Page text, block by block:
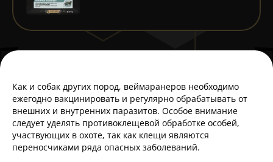
Как и собак других пород, веймаранеров необходимо
ежегодно вакцинировать и регулярно обрабатывать от
внешних и внутренних паразитов. Особое внимание
следует уделять противоклещевой обработке особей,
участвующих в охоте, так как клещи являются
переносчиками ряда опасных заболеваний.